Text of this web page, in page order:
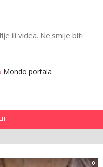
ili videa. Ne smije biti
Mondo portala.
0